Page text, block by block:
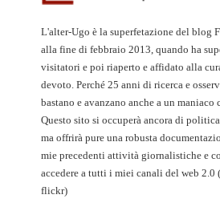
L'alter-Ugo è la superfetazione del blog
alla fine di febbraio 2013, quando ha
visitatori e poi riaperto e affidato alla
devoto. Perché 25 anni di ricerca e
bastano e avanzano anche a un
Questo sito si occuperà ancora di
ma offrirà pure una robusta
mie precedenti attività giornalistiche e
accedere a tutti i miei canali del web
flickr)